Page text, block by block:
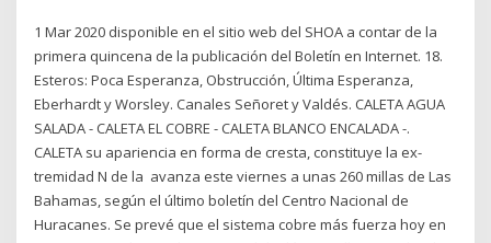
1 Mar 2020 disponible en el sitio web del SHOA a contar de la
primera quincena de la publicación del Boletín en Internet. 18.
Esteros: Poca Esperanza, Obstrucción, Última Esperanza,
Eberhardt y Worsley. Canales Señoret y Valdés. CALETA AGUA
SALADA - CALETA EL COBRE - CALETA BLANCO ENCALADA -.
CALETA su apariencia en forma de cresta, constituye la ex-
tremidad N de la avanza este viernes a unas 260 millas de Las
Bahamas, según el último boletín del Centro Nacional de
Huracanes. Se prevé que el sistema cobre más fuerza hoy en